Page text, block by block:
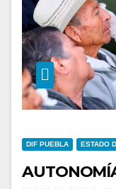
DIF PUEBLA ESTADO